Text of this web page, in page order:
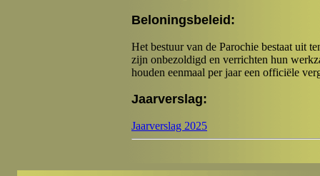
Beloningsbeleid:
Het bestuur van de Parochie bestaat uit
zijn onbezoldigd en verrichten hun
houden eenmaal per jaar een officiële
Jaarverslag:
Jaarverslag 2025